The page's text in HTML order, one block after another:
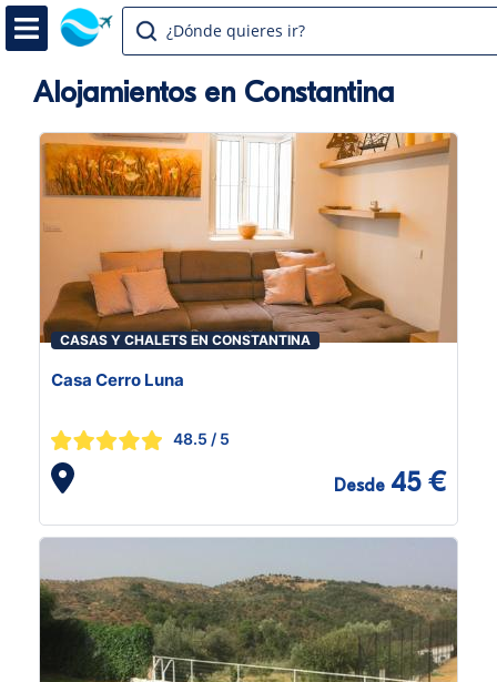
¿Dónde quieres ir?
Alojamientos en Constantina
CASAS Y CHALETS EN CONSTANTINA
Casa Cerro Luna
48.5 / 5
Desde 45 €